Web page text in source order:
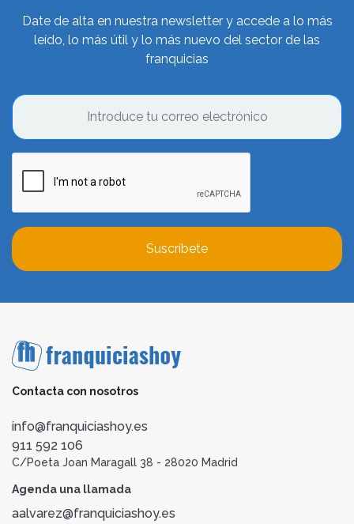
Date de alta en nuestra newsletter y accede a lo más
leído, lo más útil y lo más nuevo del sector de las
franquicias
Suscríbete
Contacta con nosotros
info@franquiciashoy.es
911 592 106
C/Poeta Joan Maragall 38 - 28020 Madrid
Agenda una llamada
aalvarez@franquiciashoy.es